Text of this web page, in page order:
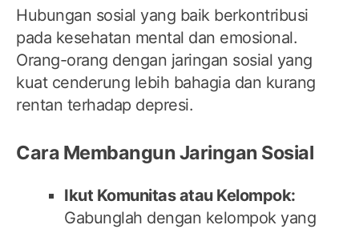
Hubungan sosial yang baik berkontribusi
pada kesehatan mental dan emosional.
Orang-orang dengan jaringan sosial yang
kuat cenderung lebih bahagia dan kurang
rentan terhadap depresi.
Cara Membangun Jaringan Sosial
Ikut Komunitas atau Kelompok:
Gabunglah dengan kelompok yang